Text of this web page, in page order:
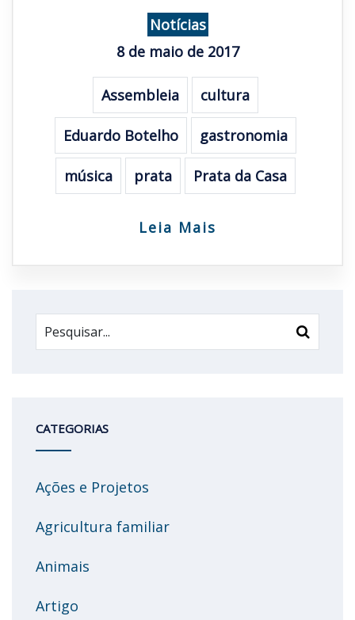
Notícias
8 de maio de 2017
Assembleia cultura
Eduardo Botelho gastronomia
música prata Prata da Casa
Leia Mais
CATEGORIAS
Ações e Projetos
Agricultura familiar
Animais
Artigo